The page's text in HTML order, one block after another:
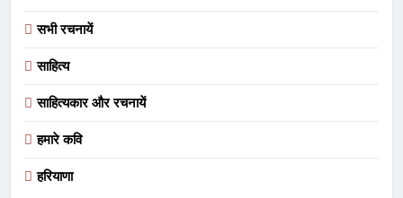
सभी रचनायें
साहित्य
साहित्यकार और रचनायें
हमारे कवि
हरियाणा